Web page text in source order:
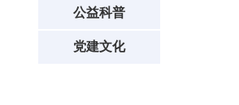
公益科普
党建文化